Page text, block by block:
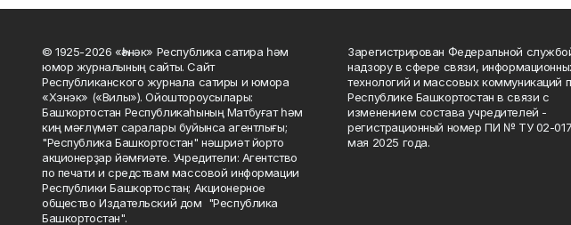
© 1925-2026 «Һәнәк» Республика сатира һәм
юмор журналының сайты. Сайт
Республиканского журнала сатиры и юмора
«Хэнэк» («Вилы»). Ойоштороусылары:
Башҡортостан Республикаһының Матбуғат һәм
киң мәғлүмәт саралары буйынса агентлығы;
"Республика Башкортостан" нәшриәт йорто
акционерҙар йәмғиәте. Учредители: Агентство
по печати и средствам массовой информации
Республики Башкортостан; Акционерное
общество Издательский дом "Республика
Башкортостан".
Зарегистрирован Федеральной
надзору в сфере связи,
технологий и массовых коммуникаций
Республике Башкортостан в связи с
изменением состава учредителей -
регистрационный номер ПИ № ТУ 02-
мая 2025 года.